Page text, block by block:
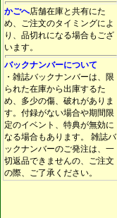
かごへ店舗在庫と共有にた
め、ご注文のタイミングによ
り、品切れになる場合もござ
います。
バックナンバーについて
・雑誌バックナンバーは、限
られた在庫から出庫するた
め、多少の傷、破れがありま
す。付録がない場合や期間限
定のイベント、特典が無効に
なる場合もあります。 雑誌バ
ックナンバーのご発注は、一
切返品できませんの、ご注文
の際、ご了承ください。